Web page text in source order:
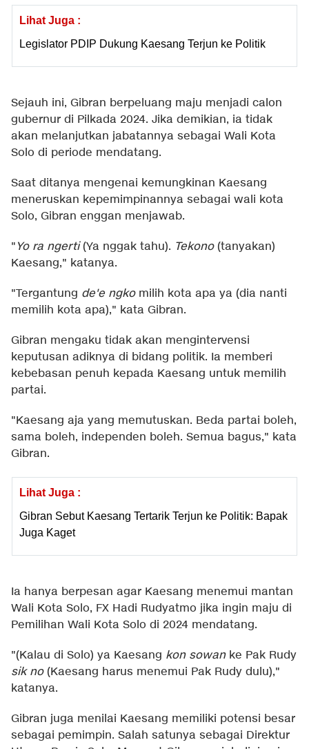
Lihat Juga :
Legislator PDIP Dukung Kaesang Terjun ke Politik
Sejauh ini, Gibran berpeluang maju menjadi calon
gubernur di Pilkada 2024. Jika demikian, ia tidak
akan melanjutkan jabatannya sebagai Wali Kota
Solo di periode mendatang.
Saat ditanya mengenai kemungkinan Kaesang
meneruskan kepemimpinannya sebagai wali kota
Solo, Gibran enggan menjawab.
"Yo ra ngerti(Ya nggak tahu). Tekono(tanyakan)
Kaesang," katanya.
"Tergantung de'e ngkomilih kota apa ya (dia nanti
memilih kota apa)," kata Gibran.
Gibran mengaku tidak akan mengintervensi
keputusan adiknya di bidang politik. Ia memberi
kebebasan penuh kepada Kaesang untuk memilih
partai.
"Kaesang aja yang memutuskan. Beda partai boleh,
sama boleh, independen boleh. Semua bagus," kata
Gibran.
Lihat Juga :
Gibran Sebut Kaesang Tertarik Terjun ke Politik: Bapak
Juga Kaget
Ia hanya berpesan agar Kaesang menemui mantan
Wali Kota Solo, FX Hadi Rudyatmo jika ingin maju di
Pemilihan Wali Kota Solo di 2024 mendatang.
"(Kalau di Solo) ya Kaesang kon sowanke Pak Rudy
sik no(Kaesang harus menemui Pak Rudy dulu),"
katanya.
Gibran juga menilai Kaesang memiliki potensi besar
sebagai pemimpin. Salah satunya sebagai Direktur